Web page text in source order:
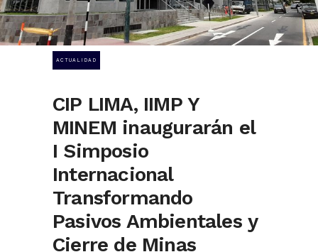
ACTUALIDAD
CIP LIMA, IIMP Y
MINEM inaugurarán el
I Simposio
Internacional
Transformando
Pasivos Ambientales y
Cierre de Minas